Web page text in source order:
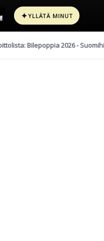
✦YLLÄTÄ MINUT
Bilepoppia 2026 -